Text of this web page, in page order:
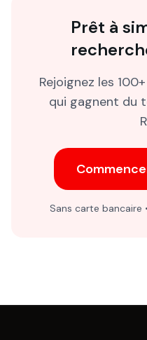
Prêt à
Rejoignez les
qui gagnent du
Sans carte bancaire